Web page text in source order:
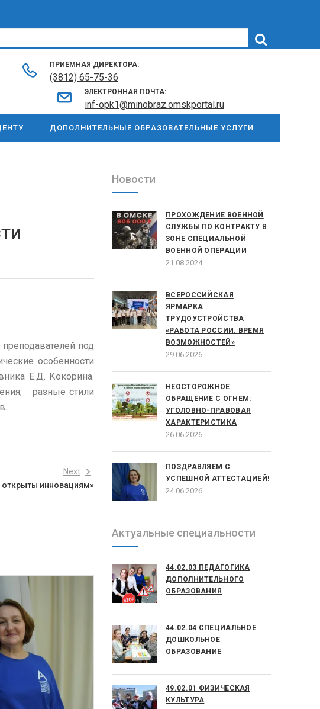
ПРИЕМНАЯ ДИРЕКТОРА:
(3812) 65-75-36
ЭЛЕКТРОННАЯ ПОЧТА:
inf-opk1@minobraz.omskportal.ru
ДОПОЛНИТЕЛЬНЫЕ ОБРАЗОВАТЕЛЬНЫЕ УСЛУГИ
под
особенности
Е.Д. Кокорина.
разные стили
Next
инновациям»
Новости
ПРОХОЖДЕНИЕ ВОЕННОЙ
СЛУЖБЫ ПО КОНТРАКТУ В
ЗОНЕ СПЕЦИАЛЬНОЙ
ВОЕННОЙ ОПЕРАЦИИ
21.08.2024
ВСЕРОССИЙСКАЯ
ЯРМАРКА
ТРУДОУСТРОЙСТВА
«РАБОТА РОССИИ. ВРЕМЯ
ВОЗМОЖНОСТЕЙ»
29.06.2026
НЕОСТОРОЖНОЕ
ОБРАЩЕНИЕ С ОГНЕМ:
УГОЛОВНО-ПРАВОВАЯ
ХАРАКТЕРИСТИКА
26.06.2026
ПОЗДРАВЛЯЕМ С
УСПЕШНОЙ АТТЕСТАЦИЕЙ!
24.06.2026
Актуальные специальности
44.02.03 ПЕДАГОГИКА
ДОПОЛНИТЕЛЬНОГО
ОБРАЗОВАНИЯ
44.02.04 СПЕЦИАЛЬНОЕ
ДОШКОЛЬНОЕ
ОБРАЗОВАНИЕ
49.02.01 ФИЗИЧЕСКАЯ
КУЛЬТУРА